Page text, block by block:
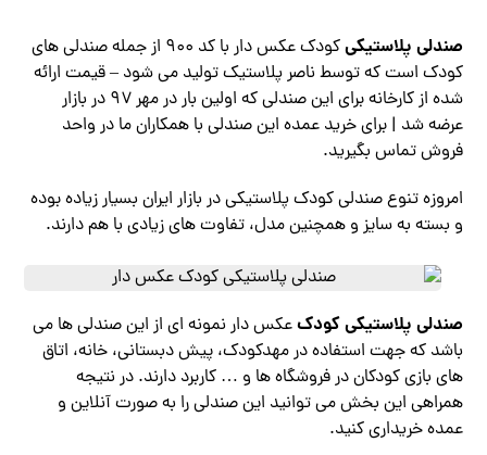
صندلی پلاستیکی
کودک عکس دار با کد ۹۰۰ از جمله صندلی های
کودک است که توسط ناصر پلاستیک تولید می شود – قیمت ارائه
شده از کارخانه برای این صندلی که اولین بار در مهر ۹۷ در بازار
عرضه شد | برای خرید عمده این صندلی با همکاران ما در واحد
فروش تماس بگیرید.
امروزه تنوع صندلی کودک پلاستیکی در بازار ایران بسیار زیاده بوده
و بسته به سایز و همچنین مدل، تفاوت های زیادی با هم دارند.
صندلی پلاستیکی کودکعکس دار نمونه ای از این صندلی ها می
باشد که جهت استفاده در مهدکودک، پیش دبستانی، خانه، اتاق
های بازی کودکان در فروشگاه ها و … کاربرد دارند. در نتیجه
همراهی این بخش می توانید این صندلی را به صورت آنلاین و
عمده خریداری کنید.